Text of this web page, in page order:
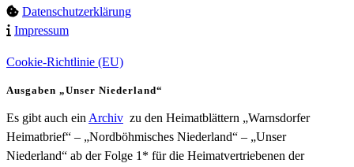
Datenschutzerklärung
Impressum
Cookie-Richtlinie (EU)
Ausgaben „Unser Niederland“
Es gibt auch ein Archiv zu den Heimatblättern „Warnsdorfer
Heimatbrief“ – „Nordböhmisches Niederland“ – „Unser
Niederland“ ab der Folge 1* für die Heimatvertriebenen der